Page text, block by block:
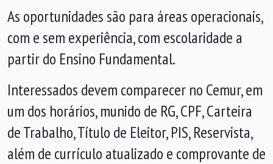
As oportunidades são para áreas operacionais,
com e sem experiência, com escolaridade a
partir do Ensino Fundamental.
Interessados devem comparecer no Cemur, em
um dos horários, munido de RG, CPF, Carteira
de Trabalho, Título de Eleitor, PIS, Reservista,
além de currículo atualizado e comprovante de